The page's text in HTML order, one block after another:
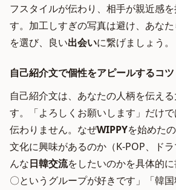
フスタイルが伝わり、相手が親近感
す。加工しすぎの写真は避け、あな
を選び、良い出会いに繋げましょう。
自己紹介文で個性をアピールするコツ
自己紹介文は、あなたの人柄を伝え
す。「よろしくお願いします」だけ
伝わりません。なぜWIPPYを始めた
文化に興味があるのか（K-POP、ド
んな日韓交流をしたいのかを具体的
〇というグループが好きです」「韓